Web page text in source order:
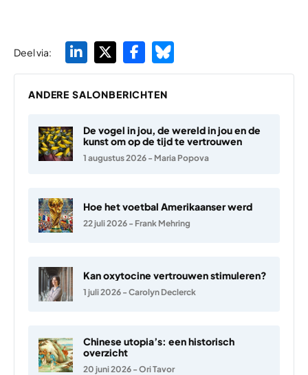
Deel via:
ANDERE SALONBERICHTEN
De vogel in jou, de wereld in jou en de
kunst om op de tijd te vertrouwen
1 augustus 2026 - Maria Popova
Hoe het voetbal Amerikaanser werd
22 juli 2026 - Frank Mehring
Kan oxytocine vertrouwen stimuleren?
1 juli 2026 - Carolyn Declerck
Chinese utopia’s: een historisch
overzicht
20 juni 2026 - Ori Tavor